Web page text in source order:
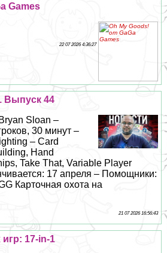
Games
22 07 2026 4:36:27
Выпуск 44
Sloan –
30 минут –
– Card
Hand
Take That, Variable Player
17 апреля – Помощники:
Карточная охота на
21 07 2026 16:56:43
17-in-1